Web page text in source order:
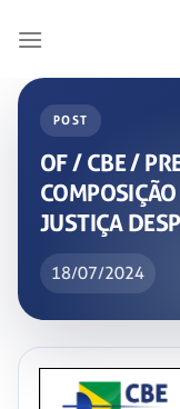
POST
OF / CBE /
JUSTIÇA
18/07/2024